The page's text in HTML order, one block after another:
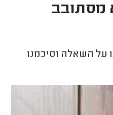
מסתובב
על השאלה וסיכמנו